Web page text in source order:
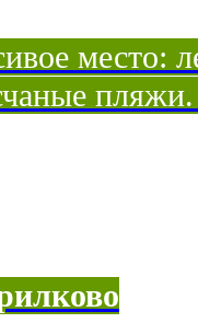
место: